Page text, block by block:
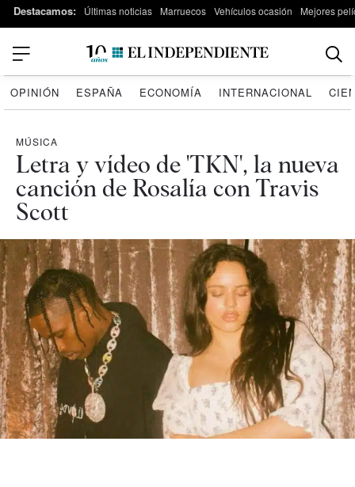
Destacamos: Últimas noticias Marruecos Vehículos ocasión Mejores
OPINIÓN ESPAÑA ECONOMÍA INTERNACIONAL
MÚSICA
Letra y vídeo de 'TKN', la nueva
canción de Rosalía con Travis
Scott